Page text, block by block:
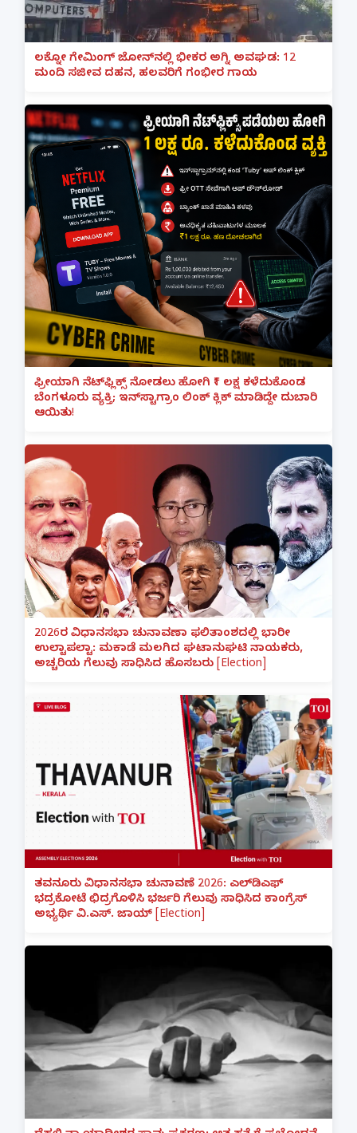
ಲಕ್ನೋ ಗೇಮಿಂಗ್ ಜೋನ್‌ನಲ್ಲಿ ಭೀಕರ ಅಗ್ನಿ ಅವಘಡ: 12
ಮಂದಿ ಸಜೀವ ದಹನ, ಹಲವರಿಗೆ ಗಂಭೀರ ಗಾಯ
ಫ್ರೀಯಾಗಿ ನೆಟ್‌ಫ್ಲಿಕ್ಸ್ ನೋಡಲು ಹೋಗಿ ₹1 ಲಕ್ಷ ಕಳೆದುಕೊಂಡ
ಬೆಂಗಳೂರು ವ್ಯಕ್ತಿ; ಇನ್‌ಸ್ಟಾಗ್ರಾಂ ಲಿಂಕ್ ಕ್ಲಿಕ್ ಮಾಡಿದ್ದೇ ದುಬಾರಿ
ಆಯಿತು!
2026ರ ವಿಧಾನಸಭಾ ಚುನಾವಣಾ ಫಲಿತಾಂಶದಲ್ಲಿ ಭಾರೀ
ಉಲ್ಟಾಪಲ್ಟಾ: ಮಕಾಡೆ ಮಲಗಿದ ಘಟಾನುಘಟಿ ನಾಯಕರು,
ಅಚ್ಚರಿಯ ಗೆಲುವು ಸಾಧಿಸಿದ ಹೊಸಬರು [Election]
ತವನೂರು ವಿಧಾನಸಭಾ ಚುನಾವಣೆ 2026: ಎಲ್‌ಡಿಎಫ್
ಭದ್ರಕೋಟೆ ಛಿದ್ರಗೊಳಿಸಿ ಭರ್ಜರಿ ಗೆಲುವು ಸಾಧಿಸಿದ ಕಾಂಗ್ರೆಸ್
ಅಭ್ಯರ್ಥಿ ವಿ.ಎಸ್. ಜಾಯ್ [Election]